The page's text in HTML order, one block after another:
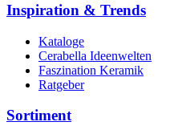
Inspiration & Trends
Kataloge
Cerabella Ideenwelten
Faszination Keramik
Ratgeber
Sortiment